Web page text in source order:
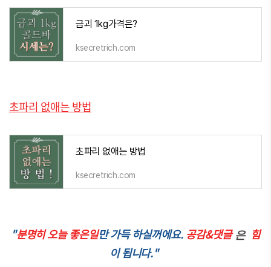
금괴 1kg가격은?
ksecretrich.com
초파리 없애는 방법
초파리 없애는 방법
ksecretrich.com
"분명히 오늘 좋은일만 가득 하실꺼에요. 공감&댓글 은 힘
이 됩니다."